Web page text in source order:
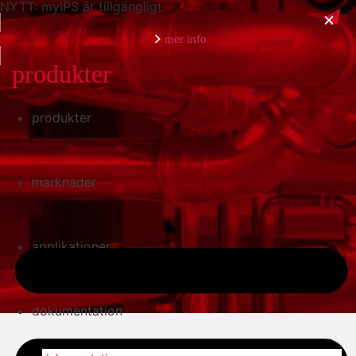
NYTT: myIPS är tillgängligt
mer info
stäng
produkter
marknader
applikationer
dokumentation
produkter